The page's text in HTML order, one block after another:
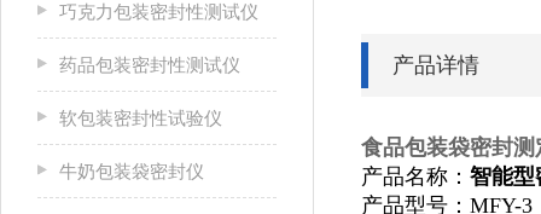
巧克力包装密封性测试仪
药品包装密封性测试仪
软包装密封性试验仪
牛奶包装袋密封仪
产品详情
食品包装袋密封测
产品名称： 智能型
产品型号：MFY-3